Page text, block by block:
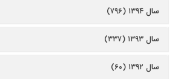
سال ۱۳۹۴ (۷۹۶)
سال ۱۳۹۳ (۳۳۷)
سال ۱۳۹۲ (۶۰)